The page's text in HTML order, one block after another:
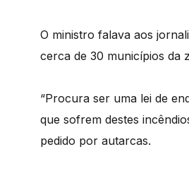
O ministro falava aos
cerca de 30 municípios da
“Procura ser uma lei de
que sofrem destes
pedido por autarcas.